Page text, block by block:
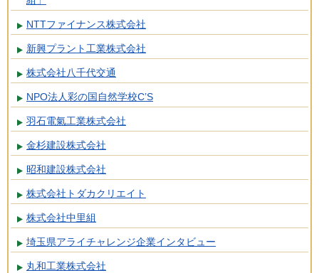
NTTファイナンス株式会社
新興プラント工業株式会社
株式会社八千代交通
NPO法人彩の国自然学校C’S
羽石電氣工業株式会社
金杉建設株式会社
昭和建設株式会社
株式会社トダカクリエイト
株式会社中里組
埼玉県アライチャレンジ企業インタビュー
丸和工業株式会社